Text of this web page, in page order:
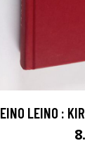
EINO LEINO :